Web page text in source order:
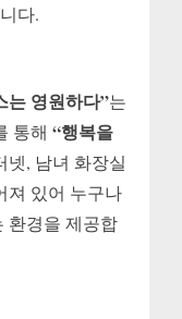
다.
는 영원하다”는
통해 “행복을
넷, 남녀 화장실
져 있어 누구나
환경을 제공합